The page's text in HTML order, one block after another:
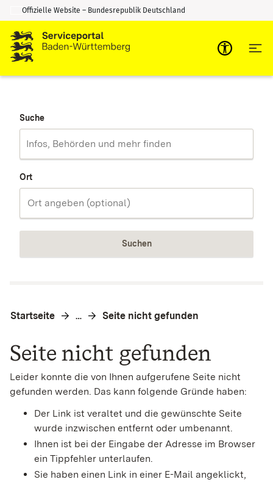
Zum Inhalt springen
Zur Suche springen
Offizielle Website – Bundesrepublik Deutschland
Suche
Ort
Suchen
Startseite … Seite nicht gefunden
Seite nicht gefunden
Leider konnte die von Ihnen aufgerufene Seite nicht
gefunden werden. Das kann folgende Gründe haben:
Der Link ist veraltet und die gewünschte Seite
wurde inzwischen entfernt oder umbenannt.
Ihnen ist bei der Eingabe der Adresse im Browser
ein Tippfehler unterlaufen.
Sie haben einen Link in einer E-Mail angeklickt,